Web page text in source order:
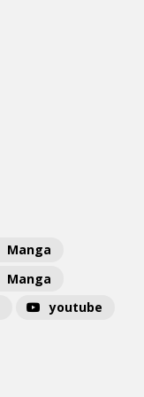
Manga
Manga
youtube